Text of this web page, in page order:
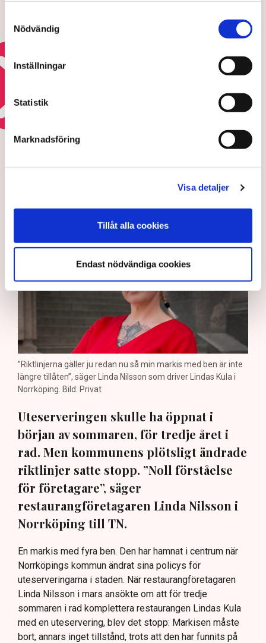
Nödvändig
Inställningar
Statistik
Marknadsföring
Visa detaljer
Tillåt alla cookies
Endast nödvändiga cookies
fungerande kapitalmarknad
Ultimatumet: Bort med
markisen eller ingen
uteservering – ”Rena
utpressningssituationen”
”Riktlinjerna gäller ju redan nu så min markis med ben är inte
längre tillåten”, säger Linda Nilsson som driver Lindas Kula i
Norrköping. Bild: Privat
Uteserveringen skulle ha öppnat i
början av sommaren, för tredje året i
rad. Men kommunens plötsligt ändrade
riktlinjer satte stopp. ”Noll förståelse
för företagare”, säger
restaurangföretagaren Linda Nilsson i
Norrköping till TN.
En markis med fyra ben. Den har hamnat i centrum när
Norrköpings kommun ändrat sina policys för
uteserveringarna i staden. När restaurangföretagaren
Linda Nilsson i mars ansökte om att för tredje
sommaren i rad komplettera restaurangen Lindas Kula
med en uteservering, blev det stopp: Markisen måste
bort, annars inget tillstånd, trots att den har funnits på